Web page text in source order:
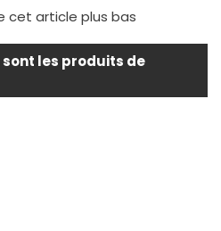
cet article plus bas
sont les produits de